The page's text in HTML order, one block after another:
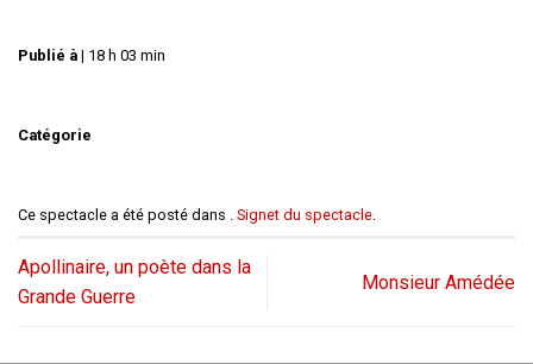
Publié à | 18 h 03 min
Catégorie
Ce spectacle a été posté dans . Signet du spectacle
Apollinaire, un poète dans la
Grande Guerre
Monsieur Amédée